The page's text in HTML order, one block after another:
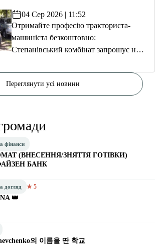
04 Сер 2026 | 11:52
Отримайте професію тракториста-
машиніста безкоштовно:
Степанівський комбінат запрошує на
Переглянути усі новини
фінанси
(ВНЕСЕННЯ/ЗНЯТТЯ ГОТІВКИ)
БАНК
догляд ★ 5
👑
의 이름을 딴 학교